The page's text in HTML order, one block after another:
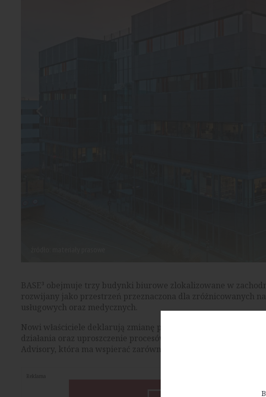
BASE³ obejmuje trzy budynki biurowe zlokalizowane w
rozwijany jako przestrzeń przeznaczona dla zróżnicowanych
usługowych oraz medycznych.
Nowi właściciele deklarują zmianę podejścia do współpracy z
działania oraz uproszczenie procesów decyzyjnych. Za
Advisory, która ma wspierać zarówno rozwój oferty, jak i
Reklama